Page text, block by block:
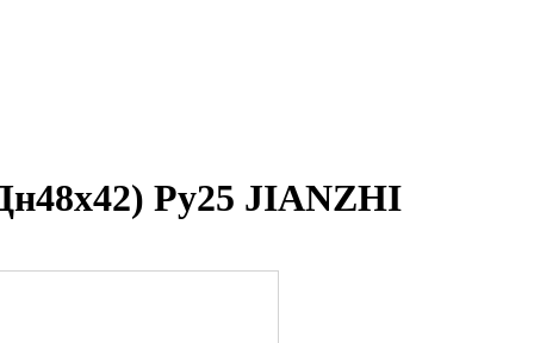
Ру25 JIANZHI